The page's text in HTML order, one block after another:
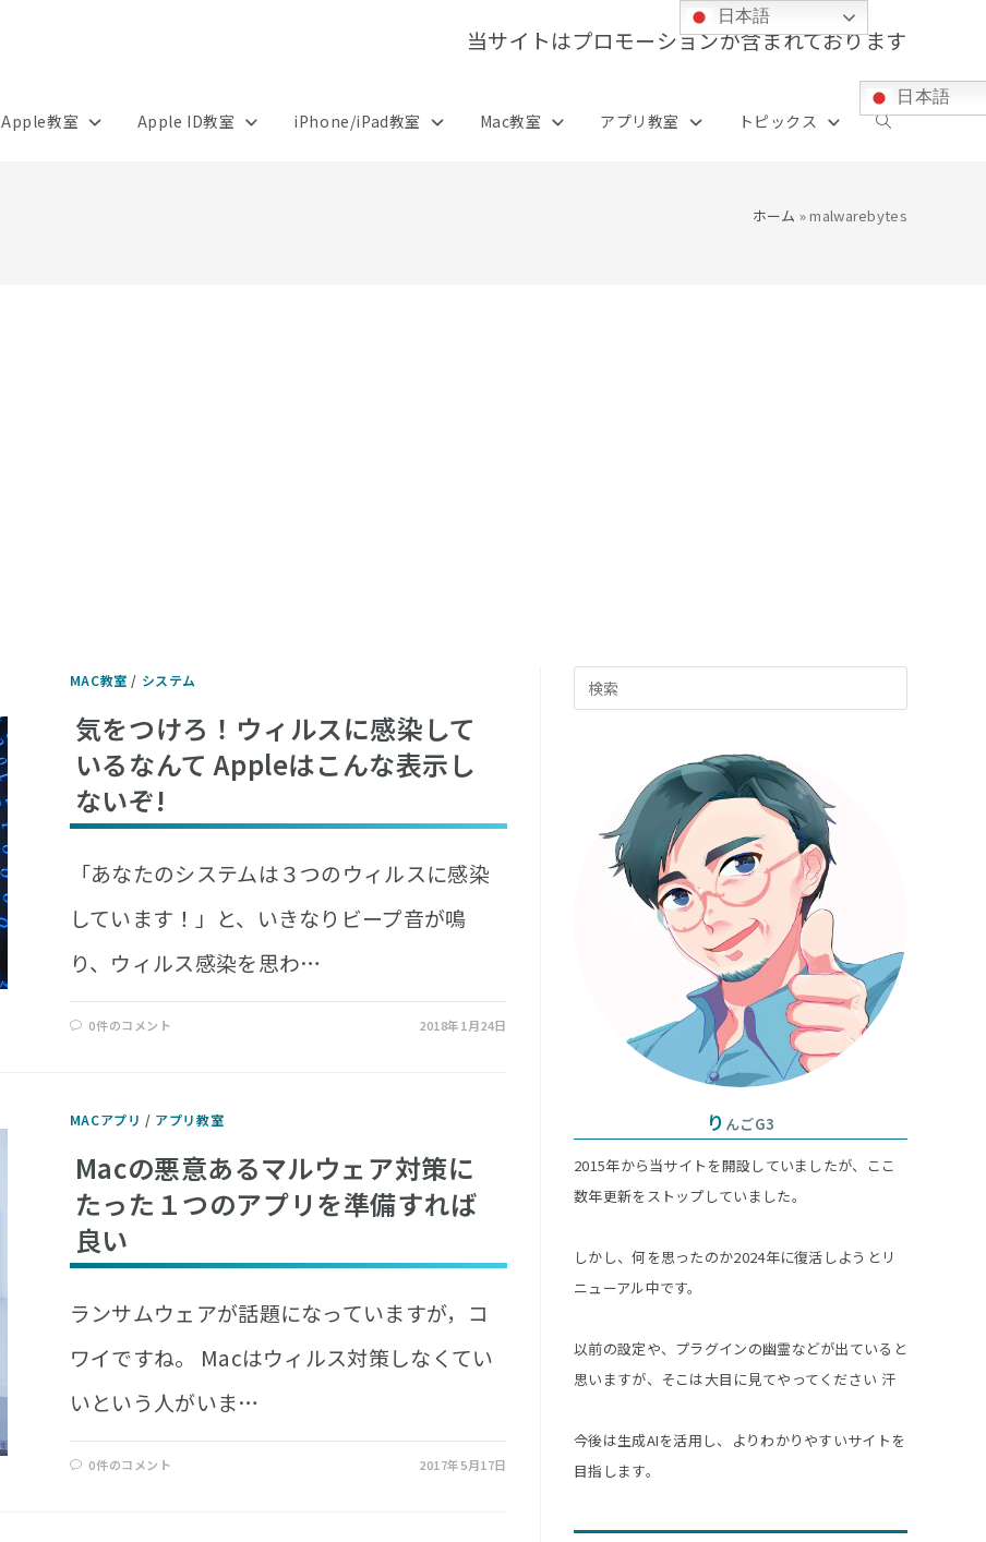
当サイトはプロモーションが含まれております
Apple教室 Apple ID教室 iPhone/iPad教室 Mac教室 アプリ教室 トピックス
日本語
ウ
グ
ホーム »malwarebytes
MAC教室 / システム
気をつけろ！ウィルスに感染して
いるなんて Appleはこんな表示し
ないぞ!
「あなたのシステムは３つのウィルスに感染
しています！」と、いきなりビープ音が鳴
り、ウィルス感染を思わ…
0件のコメント 2018年1月24日
MACアプリ / アプリ教室
Macの悪意あるマルウェア対策に
たった１つのアプリを準備すれば
良い
ランサムウェアが話題になっていますが，コ
ワイですね。 Macはウィルス対策しなくてい
いという人がいま…
0件のコメント 2017年5月17日
Escape
り んごG3
2015年から当サイトを開設していましたが、ここ
数年更新をストップしていました。
しかし、何を思ったのか2024年に復活しようとリ
ニューアル中です。
以前の設定や、プラグインの幽霊などが出ていると
思いますが、そこは大目に見てやってください 汗
今後は生成AIを活用し、よりわかりやすいサイトを
目指します。
日本語